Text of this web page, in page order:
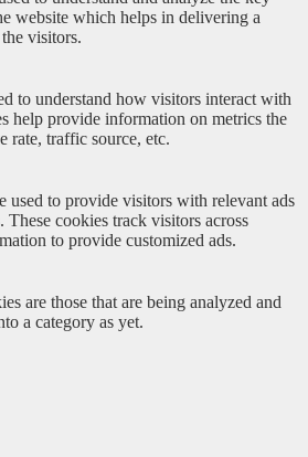
website which helps in delivering a
visitors.
to understand how visitors interact with
help provide information on metrics the
rate, traffic source, etc.
used to provide visitors with relevant ads
These cookies track visitors across
to provide customized ads.
are those that are being analyzed and
a category as yet.